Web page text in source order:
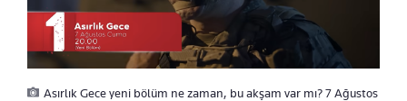
Asırlık Gece yeni bölüm ne zaman, bu akşam var mı? 7 Ağustos